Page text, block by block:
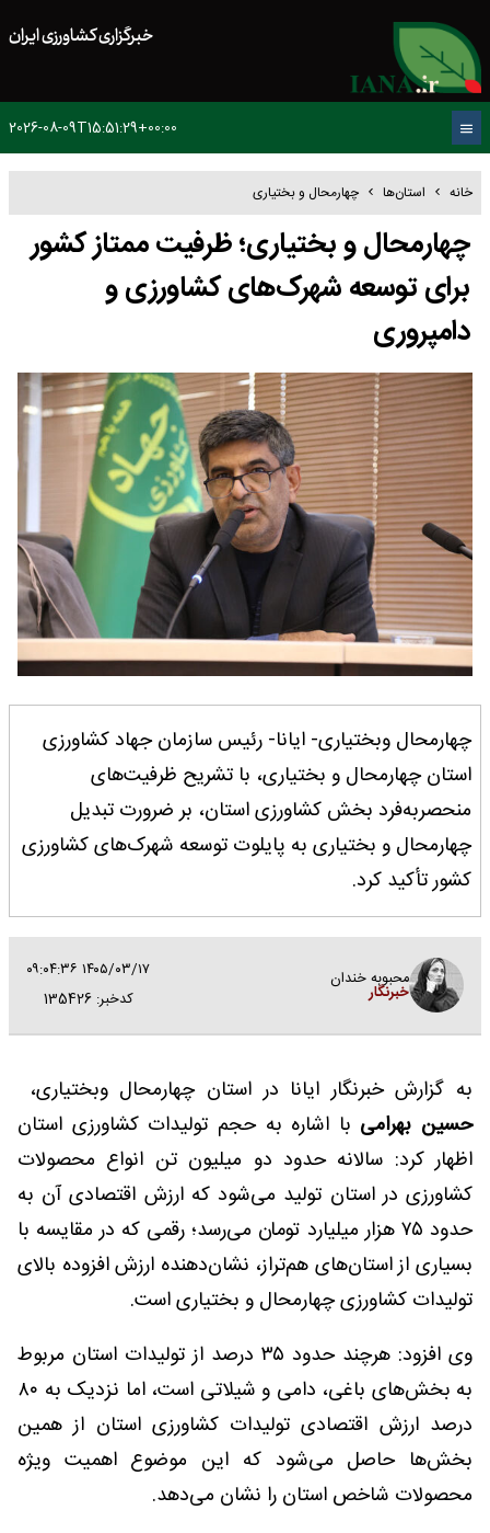
خبرگزاری کشاورزی ایران
2026-08-09T15:51:29+00:00
خانه استان‌ها چهارمحال و بختیاری
چهارمحال و بختیاری؛ ظرفیت ممتاز کشور
برای توسعه شهرک‌های کشاورزی و
دامپروری
چهارمحال وبختیاری- ایانا- رئیس سازمان جهاد کشاورزی
استان چهارمحال و بختیاری، با تشریح ظرفیت‌های
منحصر‌به‌فرد بخش کشاورزی استان، بر ضرورت تبدیل
چهارمحال و بختیاری به پایلوت توسعه شهرک‌های کشاورزی
کشور تأکید کرد.
محبوبه خندان
خبرنگار
۱۴۰۵/۰۳/۱۷ ۰۹:۰۴:۳۶
کدخبر: 135426
به گزارش خبرنگار ایانا در استان چهارمحال وبختیاری،
حسین بهرامی با اشاره به حجم تولیدات کشاورزی استان
اظهار کرد: سالانه حدود دو میلیون تن انواع محصولات
کشاورزی در استان تولید می‌شود که ارزش اقتصادی آن به
حدود ۷۵ هزار میلیارد تومان می‌رسد؛ رقمی که در مقایسه با
بسیاری از استان‌های هم‌تراز، نشان‌دهنده ارزش افزوده بالای
تولیدات کشاورزی چهارمحال و بختیاری است.
وی افزود: هرچند حدود ۳۵ درصد از تولیدات استان مربوط
به بخش‌های باغی، دامی و شیلاتی است، اما نزدیک به ۸۰
درصد ارزش اقتصادی تولیدات کشاورزی استان از همین
بخش‌ها حاصل می‌شود که این موضوع اهمیت ویژه
محصولات شاخص استان را نشان می‌دهد.